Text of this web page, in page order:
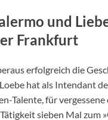
und
Frankfurt
erfolgreich die
hat als Intendant
Talente, für
sieben Mal zum